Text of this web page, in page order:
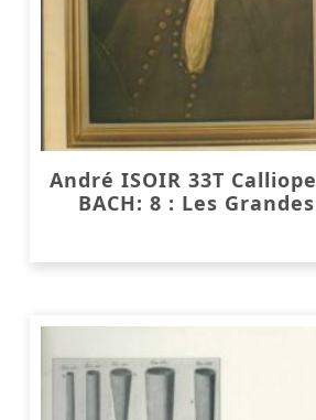
André ISOIR 33T Calliope
BACH: 8 : Les